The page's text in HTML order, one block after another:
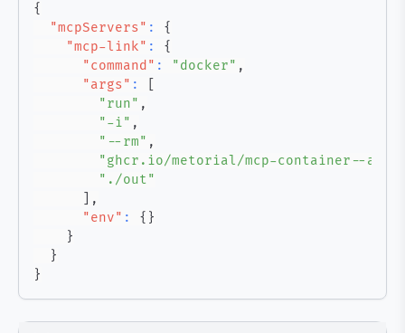
{
"mcpServers" :
{
"mcp-link" :
{
"command" : "docker" ,
"args" :
"run" ,
"-i" ,
"--rm" ,
"ghcr.io/metorial/mcp-container--
"./out"
,
"env" : { }
}
}
}